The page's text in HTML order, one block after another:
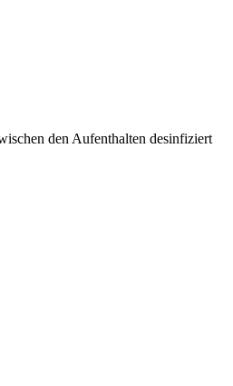
den Aufenthalten desinfiziert